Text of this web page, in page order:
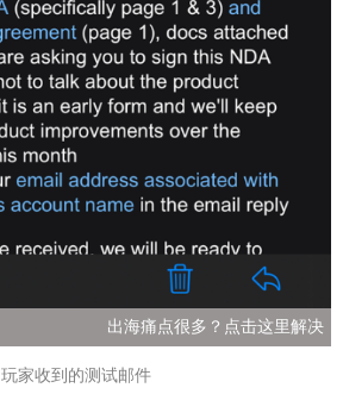
出海痛点很多？点击这里解决
玩家收到的测试邮件